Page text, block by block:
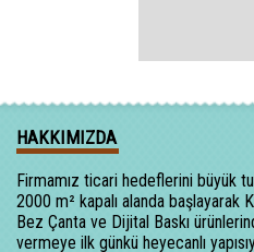
HAKKIMIZDA
Firmamız ticari hedeflerini büyük
2000 m² kapalı alanda başlayarak
Bez Çanta ve Dijital Baskı
vermeye ilk günkü heyecanlı